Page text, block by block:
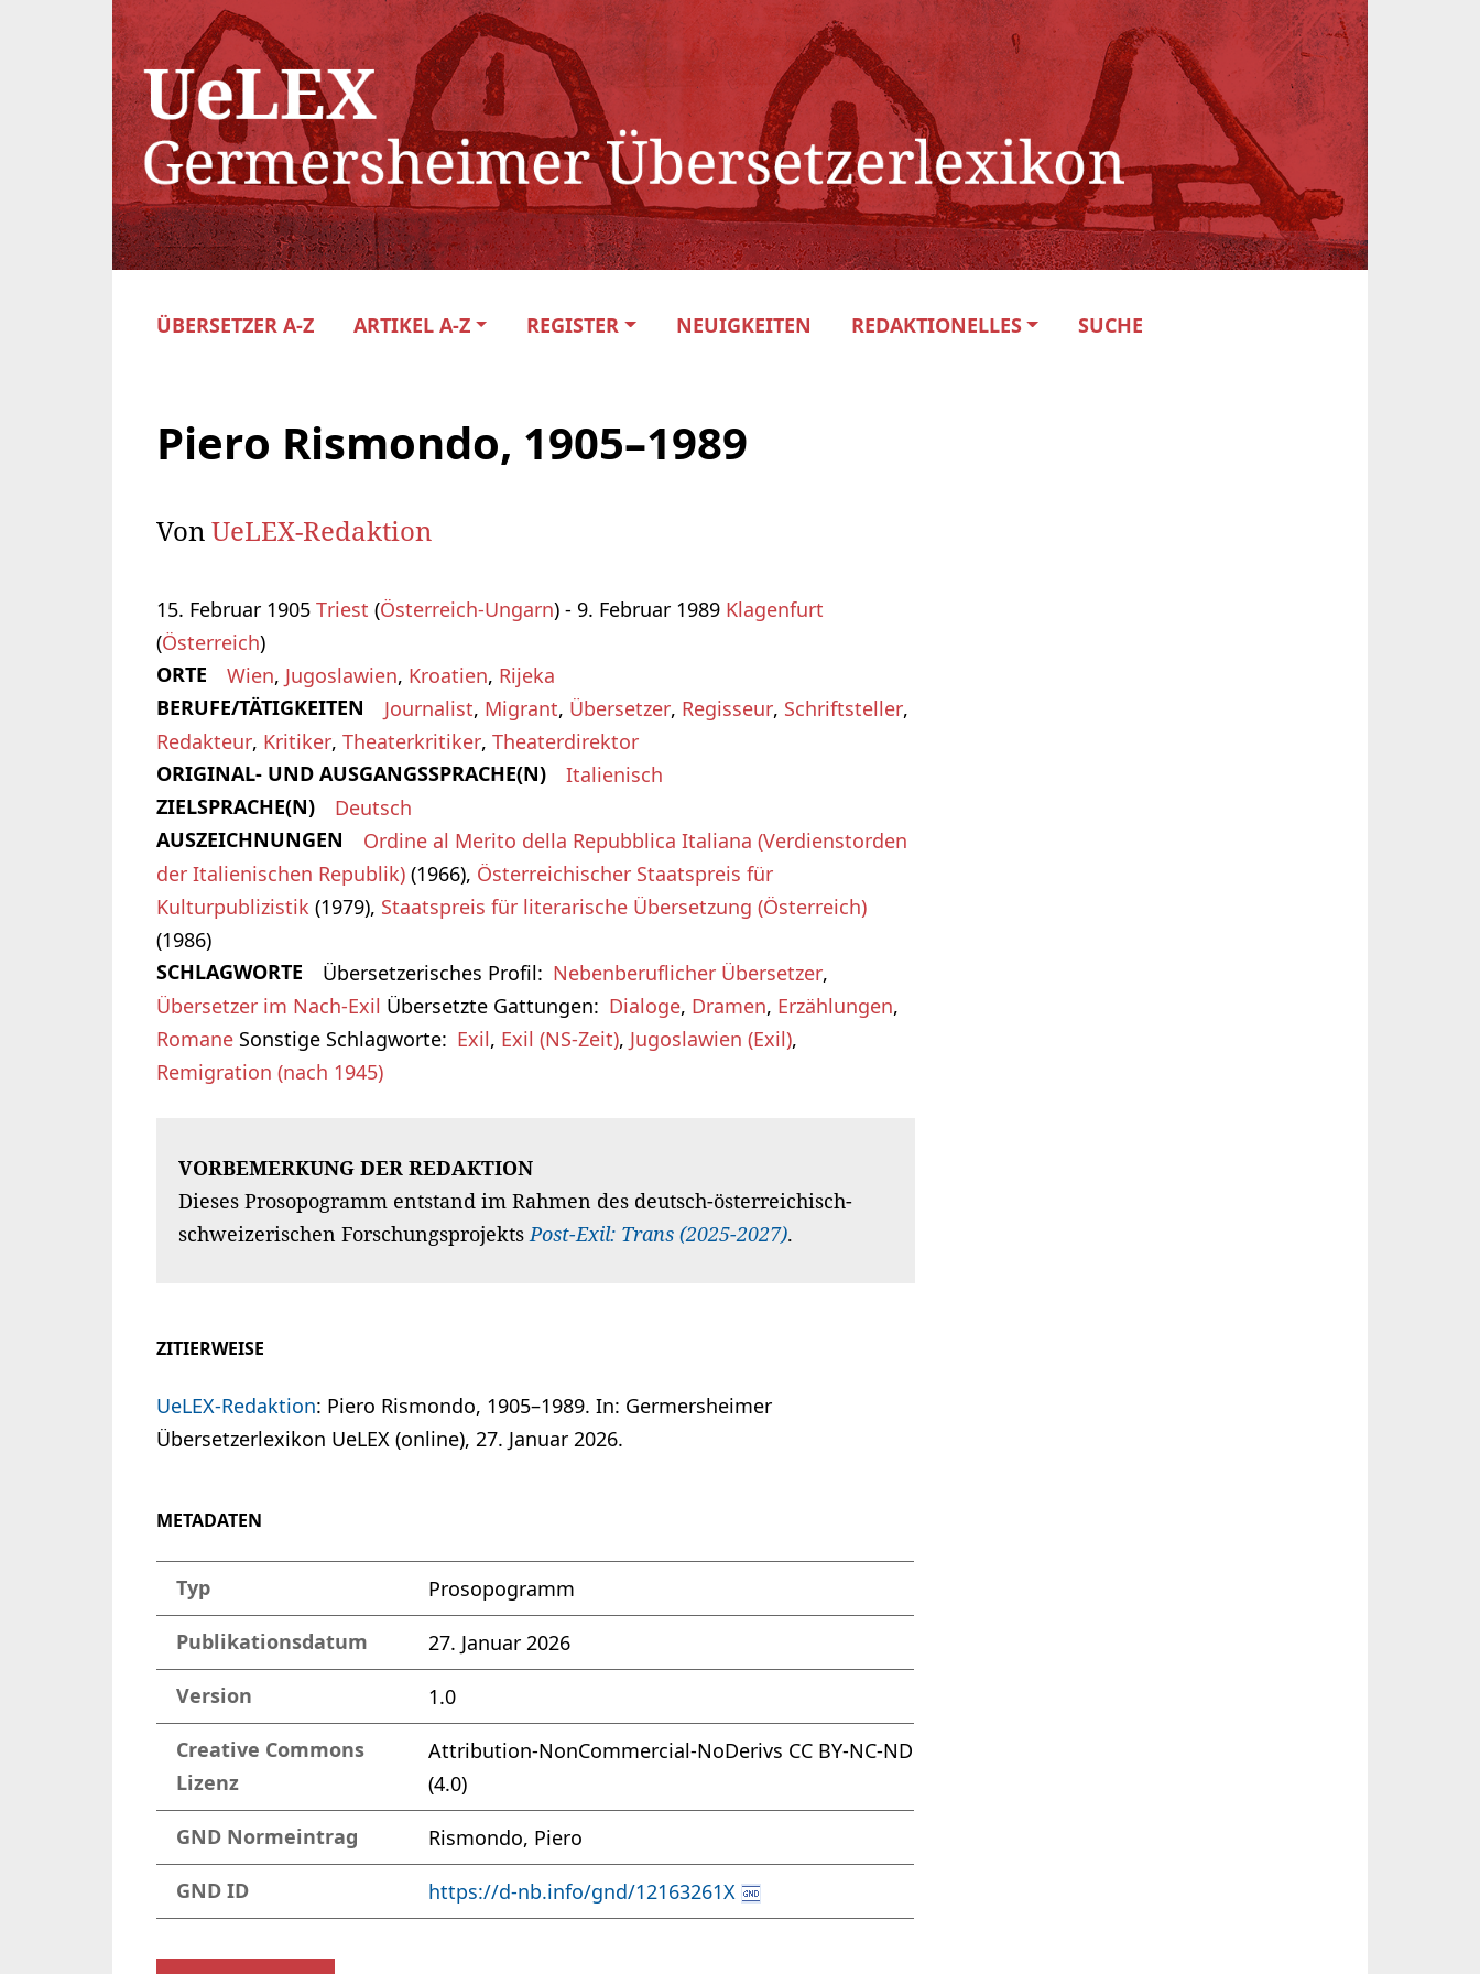
ÜBERSETZER A-Z ARTIKEL A-Z REGISTER NEUIGKEITEN REDAKTIONELLES SUCHE
Piero Rismondo, 1905–1989
VonUeLEX-Redaktion
15. Februar 1905 Triest (Österreich-Ungarn) - 9. Februar 1989 Klagenfurt
(Österreich)
ORTE Wien, Jugoslawien, Kroatien, Rijeka
BERUFE/TÄTIGKEITEN Journalist, Migrant, Übersetzer, Regisseur, Schriftsteller,
Redakteur, Kritiker, Theaterkritiker, Theaterdirektor
ORIGINAL- UND AUSGANGSSPRACHE(N) Italienisch
ZIELSPRACHE(N) Deutsch
AUSZEICHNUNGEN
Ordine al Merito della Repubblica Italiana (Verdienstorden
der Italienischen Republik) (1966), Österreichischer Staatspreis für
Kulturpublizistik (1979), Staatspreis für literarische Übersetzung (Österreich)
(1986)
SCHLAGWORTE Übersetzerisches Profil Nebenberuflicher Übersetzer,
Übersetzer im Nach-Exil Übersetzte Gattungen Dialoge, Dramen, Erzählungen,
Romane Sonstige Schlagworte Exil, Exil (NS-Zeit), Jugoslawien (Exil),
Remigration (nach 1945)
VORBEMERKUNG DER REDAKTION
Dieses Prosopogramm entstand im Rahmen des deutsch-österreichisch-
schweizerischen ForschungsprojektsPost-Exil: Trans (2025-2027).
ZITIERWEISE
UeLEX-Redaktion: Piero Rismondo, 1905–1989. In: Germersheimer
Übersetzerlexikon UeLEX (online), 27. Januar 2026.
METADATEN
Typ Prosopogramm
Publikationsdatum 27. Januar 2026
Version 1.0
Creative Commons
Lizenz
Attribution-NonCommercial-NoDerivs CC BY-NC-ND
(4.0)
GND Normeintrag Rismondo, Piero
GND ID https://d-nb.info/gnd/12163261X